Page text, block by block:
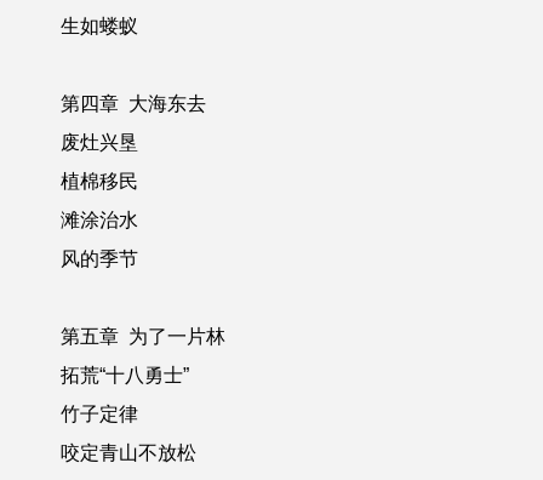
生如蝼蚁
第四章 大海东去
废灶兴垦
植棉移民
滩涂治水
风的季节
第五章 为了一片林
拓荒“十八勇士”
竹子定律
咬定青山不放松